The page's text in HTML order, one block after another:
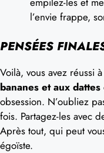
l’envie frappe,
PENSÉES
Voilà, vous avez réussi
bananes et aux dattes
obsession. N’oubliez
fois. Partagez-les avec
Après tout, qui peut
égoïste.